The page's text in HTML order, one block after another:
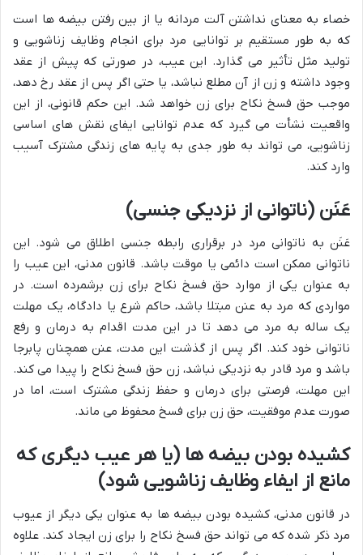
خصاء به معنای نداشتن آلت مردانه یا از بین رفتن بیضه ها است
که به طور مستقیم بر توانایی مرد برای انجام وظایف زناشویی و
تولید مثل تأثیر می گذارد. این عیب، در صورتی که پیش از عقد
وجود داشته و زن از آن مطلع نباشد، یا حتی اگر پس از عقد رخ دهد،
موجب حق فسخ نکاح برای زن خواهد شد. این حکم قانونی، از این
واقعیت نشأت می گیرد که عدم توانایی ایفای نقش های اساسی
زناشویی، می تواند به طور جدی به پایه های زندگی مشترک آسیب
وارد کند.
عَنَن (ناتوانی از نزدیکی جنسی)
عَنَن به ناتوانی مرد در برقراری رابطه جنسی اطلاق می شود. این
ناتوانی ممکن است دائمی یا موقت باشد. قانون مدنی، این عیب را
به عنوان یکی از موارد حق فسخ نکاح برای زن برشمرده است. در
مواردی که مرد به عنن مبتلا باشد، حاکم شرع یا دادگاه، یک مهلت
یک ساله به مرد می دهد تا در این مدت اقدام به درمان و رفع
ناتوانی خود کند. اگر پس از گذشت این مدت، عنن همچنان پابرجا
باشد و مرد قادر به نزدیکی نباشد، زن حق فسخ نکاح را پیدا می کند.
این مهلت، فرصتی برای درمان و حفظ زندگی مشترک است، اما در
صورت عدم موفقیت، حق زن برای فسخ محفوظ می ماند.
کشیده بودن بیضه ها (یا هر عیب دیگری که
مانع از ایفاء وظایف زناشویی شود)
در قانون مدنی، کشیده بودن بیضه ها به عنوان یکی دیگر از عیوب
مرد ذکر شده که می تواند حق فسخ نکاح را برای زن ایجاد کند. علاوه